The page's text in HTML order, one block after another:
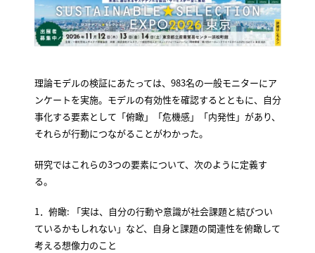
理論モデルの検証にあたっては、983名の一般モニターにア
ンケートを実施。モデルの有効性を確認するとともに、自分
事化する要素として「俯瞰」「危機感」「内発性」があり、
それらが行動につながることがわかった。
研究ではこれらの3つの要素について、次のように定義す
る。
1．俯瞰: 「実は、自分の行動や意識が社会課題と結びつい
ているかもしれない」など、自身と課題の関連性を俯瞰して
考える想像力のこと